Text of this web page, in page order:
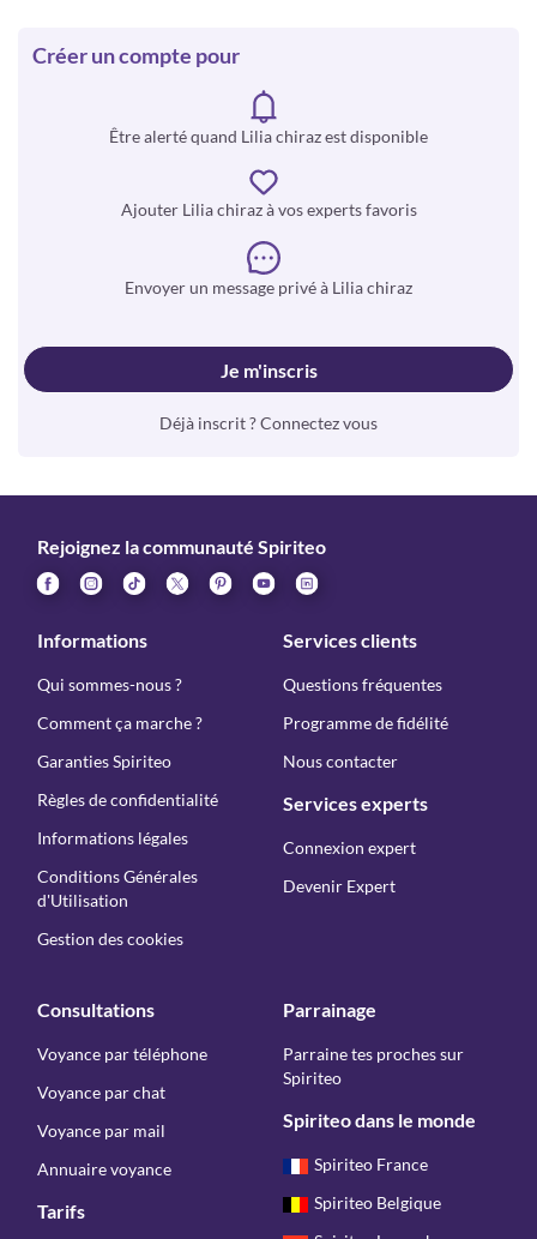
Créer un compte pour
Être alerté quand Lilia chiraz est disponible
Ajouter Lilia chiraz à vos experts favoris
Envoyer un message privé à Lilia chiraz
Je m'inscris
Déjà inscrit ? Connectez vous
Rejoignez la communauté Spiriteo
Informations
Qui sommes-nous ?
Comment ça marche ?
Garanties Spiriteo
Règles de confidentialité
Informations légales
Conditions Générales
d'Utilisation
Gestion des cookies
Services clients
Questions fréquentes
Programme de fidélité
Nous contacter
Services experts
Connexion expert
Devenir Expert
Consultations
Voyance par téléphone
Voyance par chat
Voyance par mail
Annuaire voyance
Tarifs
Parrainage
Parraine tes proches sur
Spiriteo
Spiriteo dans le monde
Spiriteo France
Spiriteo Belgique